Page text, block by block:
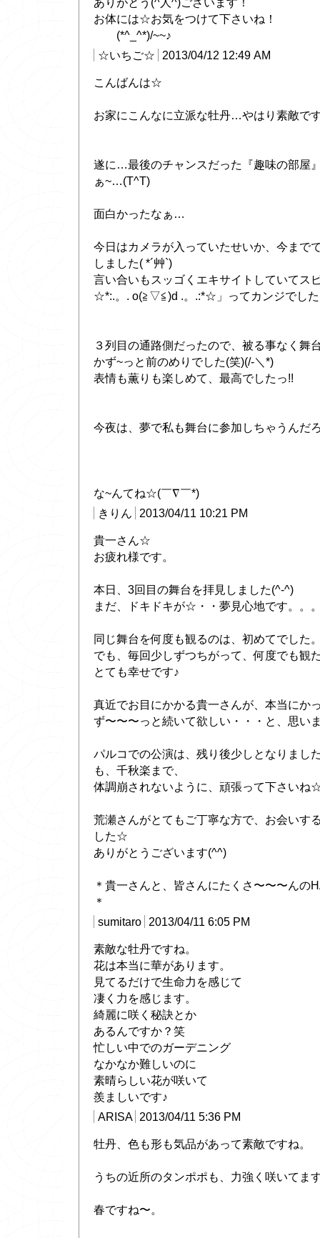
お体には☆お気をつけて下さいね！
(*^_^*)/~~♪
☆いちご☆
2013/04/12 12:49 AM
こんばんは☆
お家にこんなに立派な牡丹…やはり素敵で
遂に…最後のチャンスだった『趣味の部屋
ぁ~…(T^T)
面白かったなぁ…
今日はカメラが入っていたせいか、今まで
しました( *´艸`)
言い合いもスッゴくエキサイトしていてス
☆*:.。. o(≧▽≦)d .。.:*☆」ってカンジでした
３列目の通路側だったので、被る事なく舞
かず~っと前のめりでした(笑)(/-＼*)
表情も薫りも楽しめて、最高でしたっ!!
今夜は、夢で私も舞台に参加しちゃうんだ
な~んてね☆(￣∇￣*)ゞ
きりん
2013/04/11 10:21 PM
貴一さん☆
お疲れ様です。
本日、3回目の舞台を拝見しました(^-^)
まだ、ドキドキが☆・・夢見心地です。。
同じ舞台を何度も観るのは、初めてでした
でも、毎回少しずつちがって、何度でも観
とても幸せです♪
真近でお目にかかる貴一さんが、本当にか
ず〜〜〜っと続いて欲しい・・・と、思い
パルコでの公演は、残り後少しとなりまし
も、千秋楽まで、
体調崩されないように、頑張って下さいね
荒瀬さんがとてもご丁寧な方で、お会いす
した☆
ありがとうございます(^^)
＊貴一さんと、皆さんにたくさ〜〜〜んの
＊
sumitaro
2013/04/11 6:05 PM
素敵な牡丹ですね。
花は本当に華があります。
見てるだけで生命力を感じて
凄く力を感じます。
綺麗に咲く秘訣とか
あるんですか？笑
忙しい中でのガーデニング
なかなか難しいのに
素晴らしい花が咲いて
羨ましいです♪
ARISA
2013/04/11 5:36 PM
牡丹、色も形も気品があって素敵ですね。
うちの近所のタンポポも、力強く咲いてま
春ですね〜。